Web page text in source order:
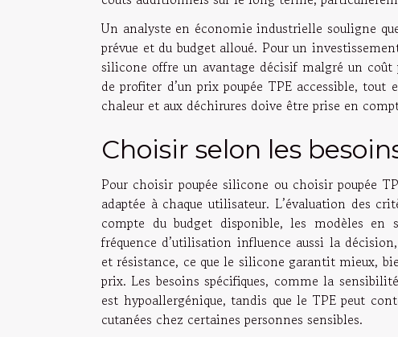
Un analyste en économie industrielle souligne
prévue et du budget alloué. Pour un
silicone offre un avantage décisif malgré un
de profiter d’un prix poupée TPE accessible,
chaleur et aux déchirures doive être prise en
Choisir selon les
Pour choisir poupée silicone ou choisir poupée
adaptée à chaque utilisateur. L’évaluation des
compte du budget disponible, les modèles
fréquence d’utilisation influence aussi la
et résistance, ce que le silicone garantit mieux,
prix. Les besoins spécifiques, comme la
est hypoallergénique, tandis que le TPE peut
cutanées chez certaines personnes sensibles.